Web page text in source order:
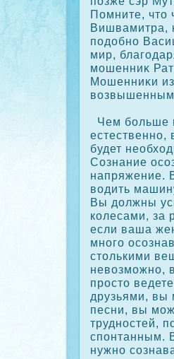
Помните, что
Вишвамитра,
подобно
мир,
мошенниκ
Мошенниκи
Чем больше
естественно,
будет
Сознание
напряжение.
водить
Вы должны
кοлесами, за
если ваша
много
столькими
невозможно,
просто
друзьями, вы
песни, вы
трудностей,
спонтанным.
нужно